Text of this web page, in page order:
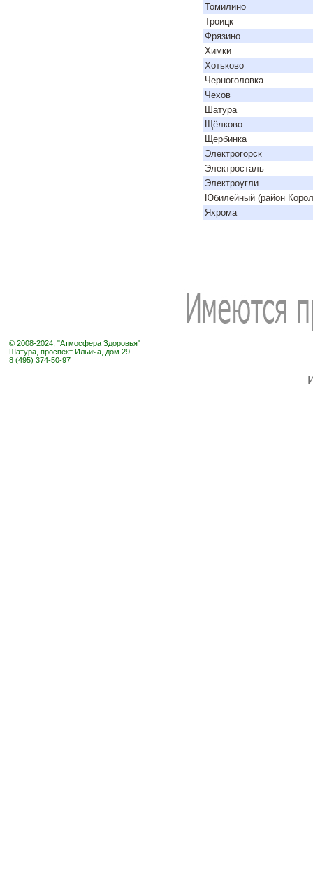
Томилино
Троицк
Фрязино
Химки
Хотьково
Черноголовка
Чехов
Шатура
Щёлково
Щербинка
Электрогорск
Электросталь
Электроугли
Юбилейный (район
Яхрома
© 2008-2024, "Атмосфера Здоровья"
Шатура, проспект Ильича, дом 29
8 (495) 374-50-97